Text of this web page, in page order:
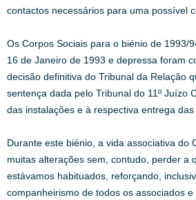
contactos necessários para uma possível
Os Corpos Sociais para o biénio de 1993/
16 de Janeiro de 1993 e depressa foram
decisão definitiva do Tribunal da Relação
sentença dada pelo Tribunal do 11º Juízo
das instalações e à respectiva entrega das
Durante este biénio, a vida associativa do
muitas alterações sem, contudo, perder a
estávamos habituados, reforçando,
companheirismo de todos os associados